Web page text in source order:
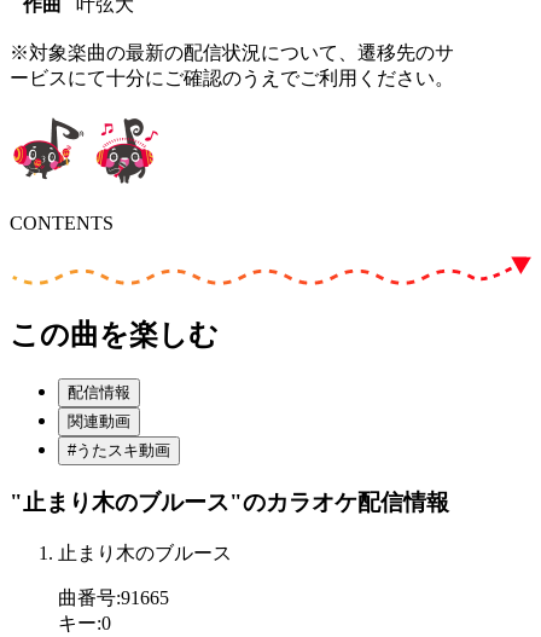
※対象楽曲の最新の配信状況について、遷移先のサ
ービスにて十分にご確認のうえでご利用ください。
CONTENTS
この曲を楽しむ
配信情報
関連動画
#うたスキ動画
"止まり木のブルース"のカラオケ配信情報
止まり木のブルース
曲番号:91665
キー:0